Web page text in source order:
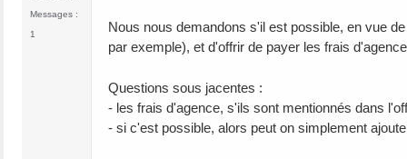
Messages :
1
Nous nous demandons s'il est possible, en vue
par exemple), et d'offrir de payer les frais
Questions sous jacentes :
- les frais d'agence, s'ils sont mentionnés dans
- si c'est possible, alors peut on simplement